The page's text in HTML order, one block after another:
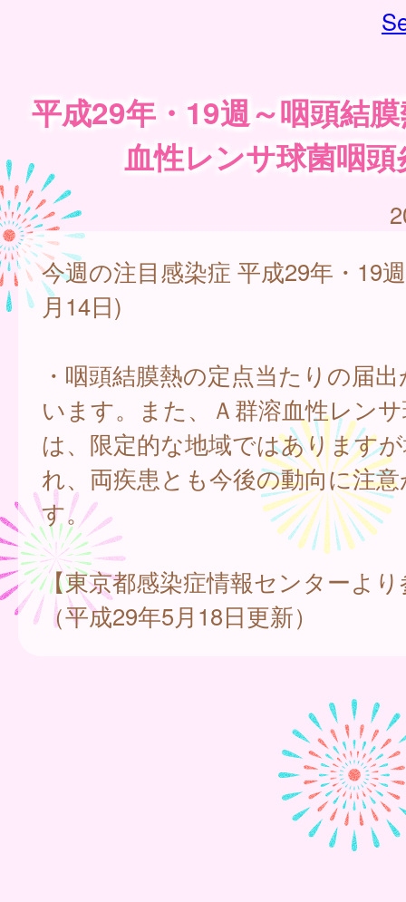
平成29年・19週～咽頭結
血性レンサ球菌咽頭
今週の注目感染症 平成29年・19
月14日)
・咽頭結膜熱の定点当たりの届
います。また、Ａ群溶血性レン
は、限定的な地域ではあります
れ、両疾患とも今後の動向に注
す。
【東京都感染症情報センターより
（平成29年5月18日更新）